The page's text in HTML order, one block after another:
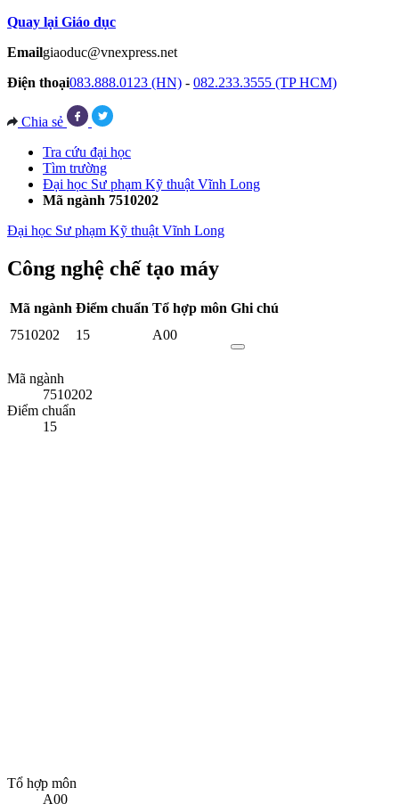
Quay lại Giáo dục
Emailgiaoduc@vnexpress.net
Điện thoại083.888.0123 (HN) - 082.233.3555 (TP HCM)
Chia sẻ
Tra cứu đại học
Tìm trường
Đại học Sư phạm Kỹ thuật Vĩnh Long
Mã ngành 7510202
Đại học Sư phạm Kỹ thuật Vĩnh Long
Công nghệ chế tạo máy
Mã ngành Điểm chuẩn Tổ hợp môn Ghi chú
7510202
15 A00
Mã ngành
7510202
Điểm chuẩn
15
Tổ hợp môn
A00